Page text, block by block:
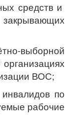
средств и
выборной
ВОС;
по
рабочие